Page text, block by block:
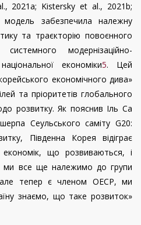
., 2021a; Kistersky et al., 2021b;
забезпечила належну
та траєкторію повоєнного
модернізаційно-
економіки5. Цей
економічного дива»
та пріоритетів глобального
розвитку. Як пояснив Іль Са
Сеульського саміту G20:
Південна Корея відіграє
що розвиваються, і
ми все ще належимо до групи
тепер є членом ОЕСР, ми
знаємо, що таке розвиток»